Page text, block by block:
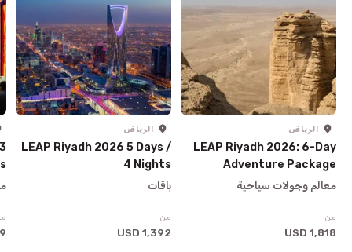
الرياض
LEAP Riyadh 2026: 6-Day
Adventure Package
معالم وجولات سياحية
من
1,818 USD
الرياض
LEAP Riyadh 2026 5 Days /
4 Nights
باقات
من
1,392 USD